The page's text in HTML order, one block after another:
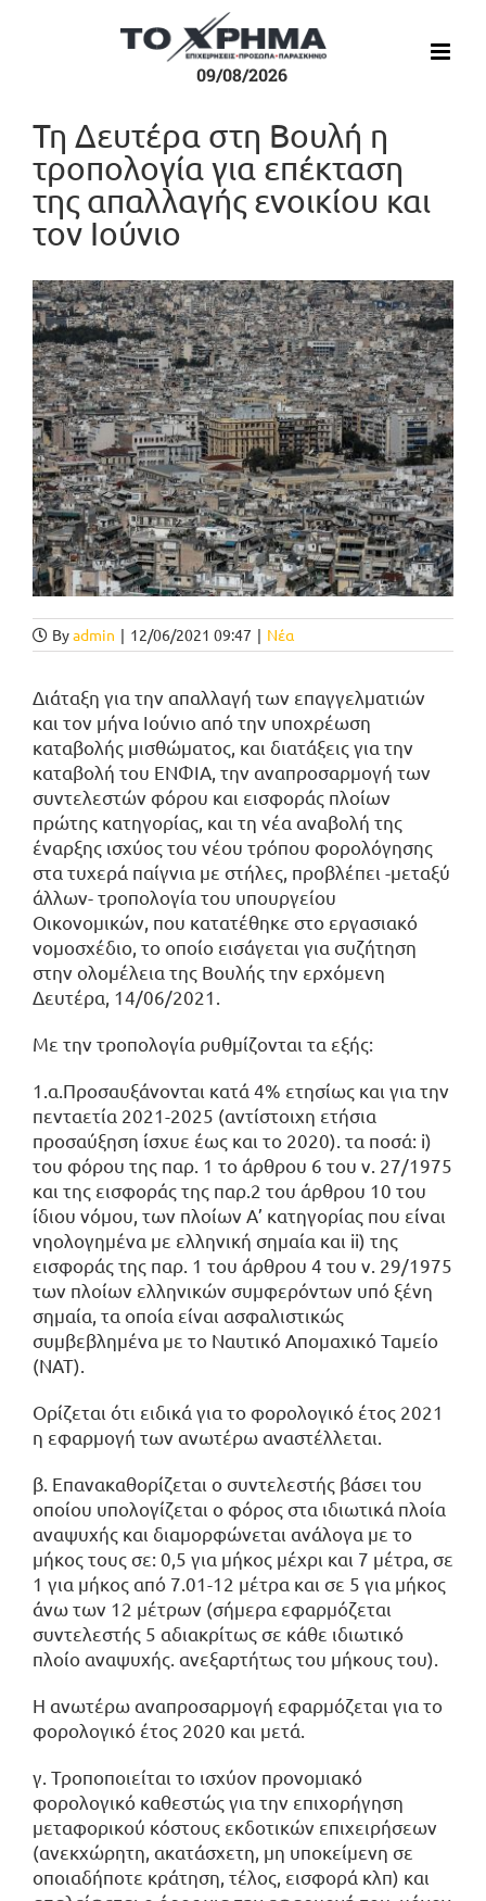
09/08/2026
Τη Δευτέρα στη Βουλή η
τροπολογία για επέκταση
της απαλλαγής ενοικίου και
τον Ιούνιο
Προβολή
μεγαλύτερης
εικόνας
Byadmin | 12/06/2021 09:47 | Νέα
Διάταξη για την απαλλαγή των επαγγελματιών
και τον μήνα Ιούνιο από την υποχρέωση
καταβολής μισθώματος, και διατάξεις για την
καταβολή του ΕΝΦΙΑ, την αναπροσαρμογή των
συντελεστών φόρου και εισφοράς πλοίων
πρώτης κατηγορίας, και τη νέα αναβολή της
έναρξης ισχύος του νέου τρόπου φορολόγησης
στα τυχερά παίγνια με στήλες, προβλέπει -μεταξύ
άλλων- τροπολογία του υπουργείου
Οικονομικών, που κατατέθηκε στο εργασιακό
νομοσχέδιο, το οποίο εισάγεται για συζήτηση
στην ολομέλεια της Βουλής την ερχόμενη
Δευτέρα, 14/06/2021.
Με την τροπολογία ρυθμίζονται τα εξής:
1.α.Προσαυξάνονται κατά 4% ετησίως και για την
πενταετία 2021-2025 (αντίστοιχη ετήσια
προσαύξηση ίσχυε έως και το 2020). τα ποσά: i)
του φόρου της παρ. 1 το άρθρου 6 του ν. 27/1975
και της εισφοράς της παρ.2 του άρθρου 10 του
ίδιου νόμου, των πλοίων Α’ κατηγορίας που είναι
νηολογημένα με ελληνική σημαία και ii) της
εισφοράς της παρ. 1 του άρθρου 4 του ν. 29/1975
των πλοίων ελληνικών συμφερόντων υπό ξένη
σημαία, τα οποία είναι ασφαλιστικώς
συμβεβλημένα με το Ναυτικό Απομαχικό Ταμείο
(ΝΑΤ).
Ορίζεται ότι ειδικά για το φορολογικό έτος 2021
η εφαρμογή των ανωτέρω αναστέλλεται.
β. Επανακαθορίζεται ο συντελεστής βάσει του
οποίου υπολογίζεται ο φόρος στα ιδιωτικά πλοία
αναψυχής και διαμορφώνεται ανάλογα με το
μήκος τους σε: 0,5 για μήκος μέχρι και 7 μέτρα, σε
1 για μήκος από 7.01-12 μέτρα και σε 5 για μήκος
άνω των 12 μέτρων (σήμερα εφαρμόζεται
συντελεστής 5 αδιακρίτως σε κάθε ιδιωτικό
πλοίο αναψυχής. ανεξαρτήτως του μήκους του).
Η ανωτέρω αναπροσαρμογή εφαρμόζεται για το
φορολογικό έτος 2020 και μετά.
γ. Τροποποιείται το ισχύον προνομιακό
φορολογικό καθεστώς για την επιχορήγηση
μεταφορικού κόστους εκδοτικών επιχειρήσεων
(ανεκχώρητη, ακατάσχετη, μη υποκείμενη σε
οποιαδήποτε κράτηση, τέλος, εισφορά κλπ) και